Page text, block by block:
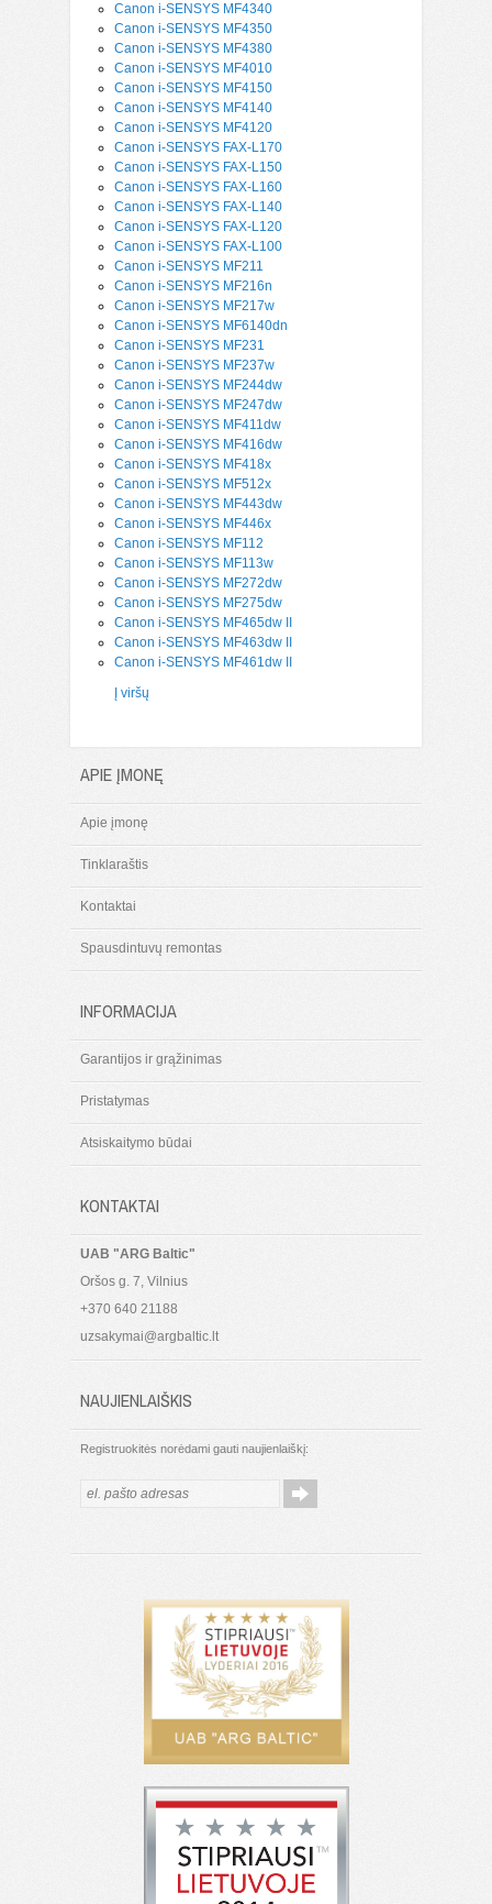
Canon i-SENSYS MF4340
Canon i-SENSYS MF4350
Canon i-SENSYS MF4380
Canon i-SENSYS MF4010
Canon i-SENSYS MF4150
Canon i-SENSYS MF4140
Canon i-SENSYS MF4120
Canon i-SENSYS FAX-L170
Canon i-SENSYS FAX-L150
Canon i-SENSYS FAX-L160
Canon i-SENSYS FAX-L140
Canon i-SENSYS FAX-L120
Canon i-SENSYS FAX-L100
Canon i-SENSYS MF211
Canon i-SENSYS MF216n
Canon i-SENSYS MF217w
Canon i-SENSYS MF6140dn
Canon i-SENSYS MF231
Canon i-SENSYS MF237w
Canon i-SENSYS MF244dw
Canon i-SENSYS MF247dw
Canon i-SENSYS MF411dw
Canon i-SENSYS MF416dw
Canon i-SENSYS MF418x
Canon i-SENSYS MF512x
Canon i-SENSYS MF443dw
Canon i-SENSYS MF446x
Canon i-SENSYS MF112
Canon i-SENSYS MF113w
Canon i-SENSYS MF272dw
Canon i-SENSYS MF275dw
Canon i-SENSYS MF465dw II
Canon i-SENSYS MF463dw II
Canon i-SENSYS MF461dw II
Į viršų
APIE ĮMONĘ
Apie įmonę
Tinklaraštis
Kontaktai
Spausdintuvų remontas
INFORMACIJA
Garantijos ir grąžinimas
Pristatymas
Atsiskaitymo būdai
KONTAKTAI
UAB "ARG Baltic"
Oršos g. 7, Vilnius
+370 640 21188
uzsakymai@argbaltic.lt
NAUJIENLAIŠKIS
Registruokitės norėdami gauti naujienlaiškį: